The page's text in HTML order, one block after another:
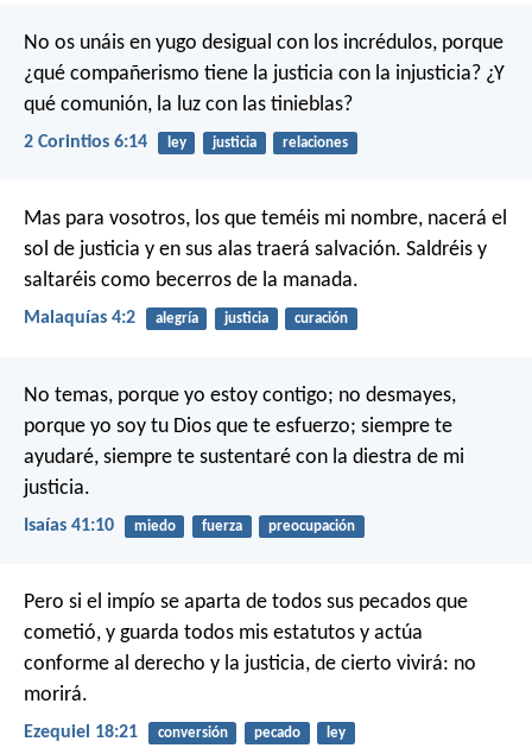
No os unáis en yugo desigual con los incrédulos, porque
¿qué compañerismo tiene la justicia con la injusticia? ¿Y
qué comunión, la luz con las tinieblas?
2 Corintios 6:14 ley justicia relaciones
Mas para vosotros, los que teméis mi nombre, nacerá el
sol de justicia y en sus alas traerá salvación. Saldréis y
saltaréis como becerros de la manada.
Malaquías 4:2 alegría justicia curación
No temas, porque yo estoy contigo; no desmayes,
porque yo soy tu Dios que te esfuerzo; siempre te
ayudaré, siempre te sustentaré con la diestra de mi
justicia.
Isaías 41:10 miedo fuerza preocupación
Pero si el impío se aparta de todos sus pecados que
cometió, y guarda todos mis estatutos y actúa
conforme al derecho y la justicia, de cierto vivirá: no
morirá.
Ezequiel 18:21 conversión pecado ley